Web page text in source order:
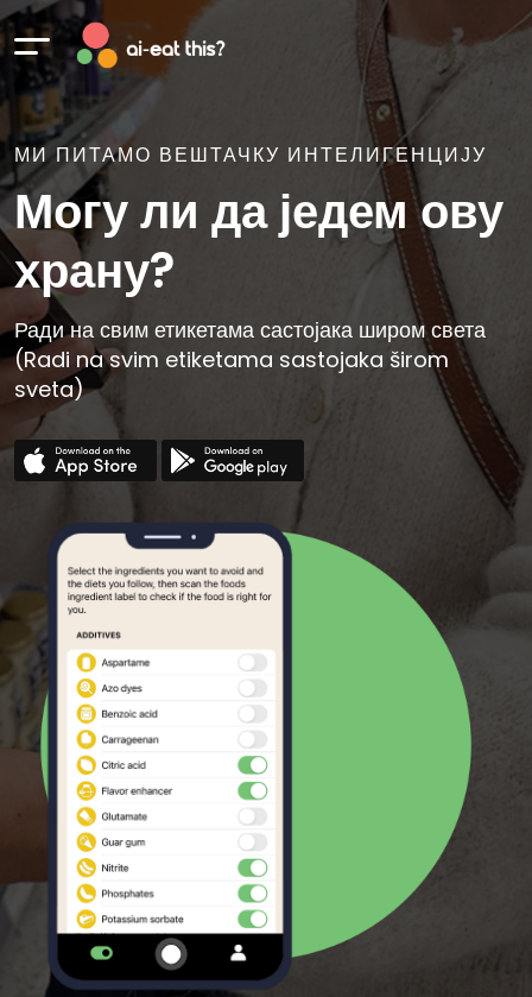
МИ ПИТАМО ВЕШТАЧКУ ИНТЕЛИГЕНЦИЈУ
Могу ли да једем ову
храну?
Ради на свим етикетама састојака широм света
(Radi na svim etiketama sastojaka širom
sveta)